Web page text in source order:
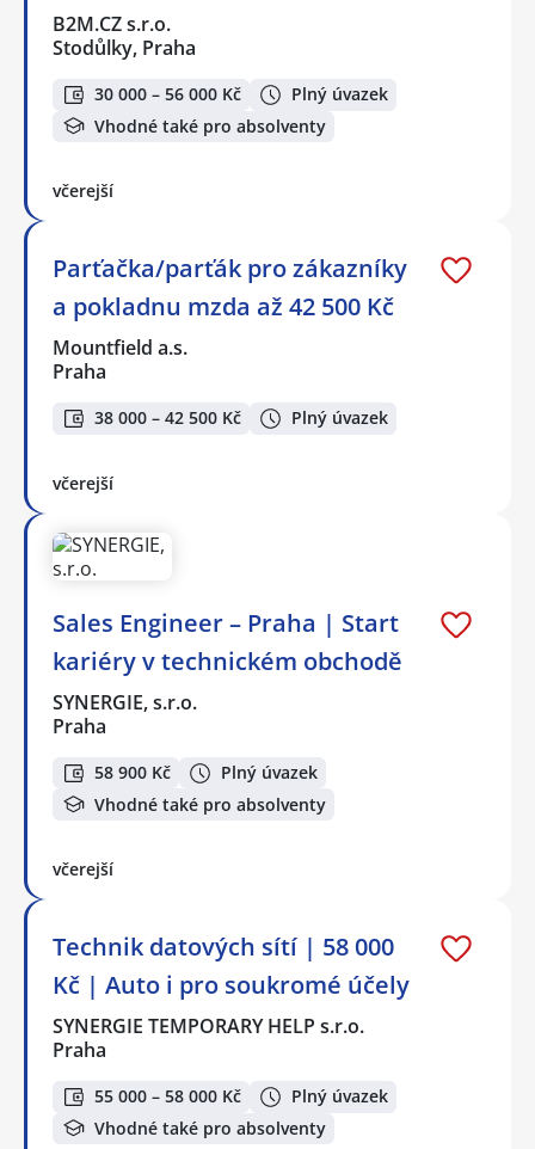
B2M.CZ s.r.o.
Stodůlky, Praha
30 000 – 56 000 Kč
Plný úvazek
Vhodné také pro absolventy
včerejší
Parťačka/parťák pro zákazníky
a pokladnu mzda až 42 500 Kč
Mountfield a.s.
Praha
38 000 – 42 500 Kč Plný úvazek
včerejší
Sales Engineer – Praha | Start
kariéry v technickém obchodě
SYNERGIE, s.r.o.
Praha
58 900 Kč
Plný úvazek
Vhodné také pro absolventy
včerejší
Technik datových sítí | 58 000
Kč | Auto i pro soukromé účely
SYNERGIE TEMPORARY HELP s.r.o.
Praha
55 000 – 58 000 Kč
Plný úvazek
Vhodné také pro absolventy